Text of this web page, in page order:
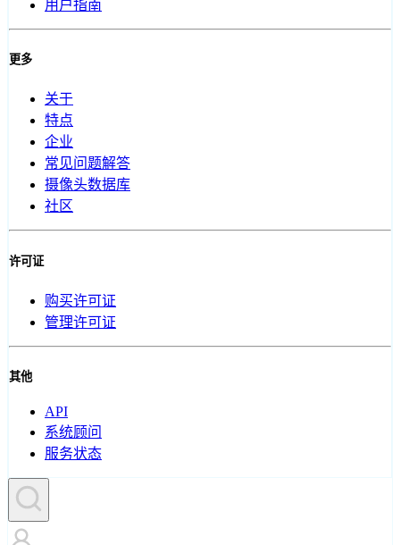
用户指南
更多
关于
特点
企业
常见问题解答
摄像头数据库
社区
许可证
购买许可证
管理许可证
其他
API
系统顾问
服务状态